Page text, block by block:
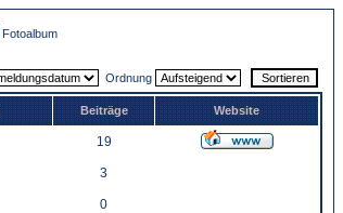
Fotoalbum
Ordnung
Beiträge Website
19
3
0